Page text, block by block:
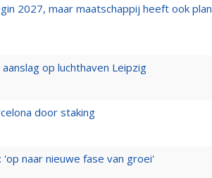
2027, maar maatschappij heeft ook plan
op luchthaven Leipzig
door staking
naar nieuwe fase van groei'